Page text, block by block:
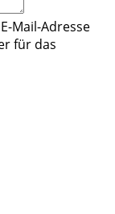
Mail-Adresse
für das